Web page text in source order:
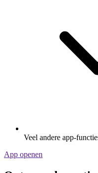
Veel andere app-
App openen